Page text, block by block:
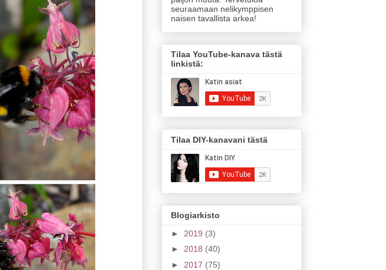
seuraamaan nelikymppisen
naisen tavallista arkea!
Tilaa YouTube-kanava tästä
linkistä:
Tilaa DIY-kanavani tästä
Blogiarkisto
► 2019 (3)
► 2018 (40)
► 2017 (75)